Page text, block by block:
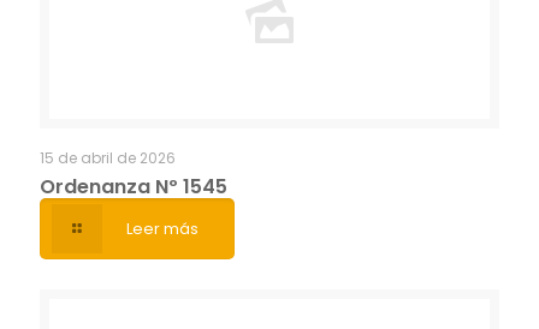
15 de abril de 2026
Ordenanza Nº 1545
Leer más